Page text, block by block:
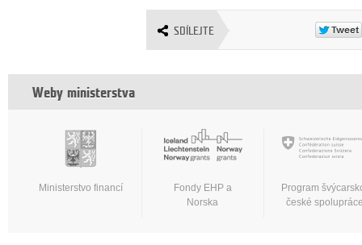
SDÍLEJTE
Weby ministerstva
Ministerstvo financí
Fondy EHP a
Norska
Program
české